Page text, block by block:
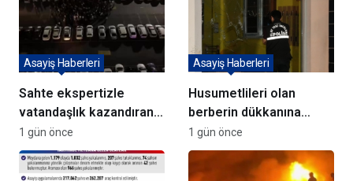
Sahte ekspertizle
vatandaşlık kazandıran
72 şüpheli adliyeye sevk
edildi
Asayiş Haberleri
1 gün önce
Husumetlileri olan
berberin dükkanına
kurşun yağdırıp kaçtılar
Asayiş Haberleri
1 gün önce